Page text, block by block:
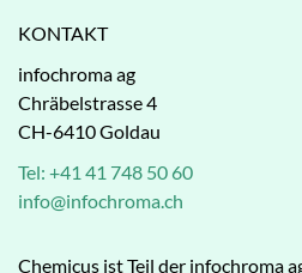
KONTAKT
infochroma ag
Chräbelstrasse 4
CH-6410 Goldau
Tel: +41 41 748 50 60
info@infochroma.ch
Chemicus ist Teil der infochroma